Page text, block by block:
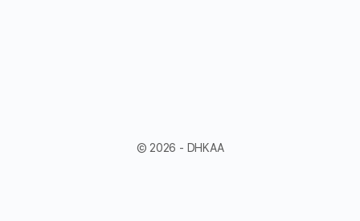
© 2026 - DHKAA